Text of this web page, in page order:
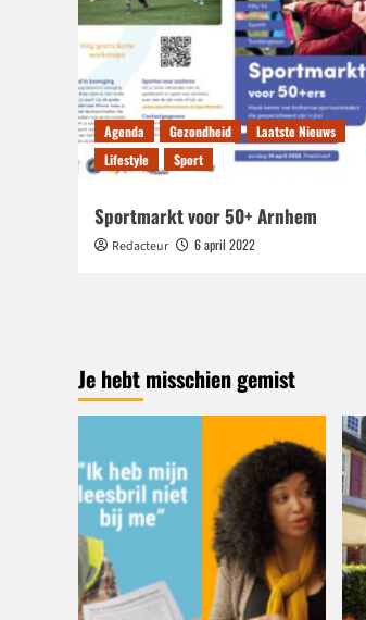
Agenda Gezondheid
Laatste Nieuws
Lifestyle
Sport
Sportmarkt voor 50+ Arnhem
Redacteur 6 april 2022
Je hebt misschien gemist